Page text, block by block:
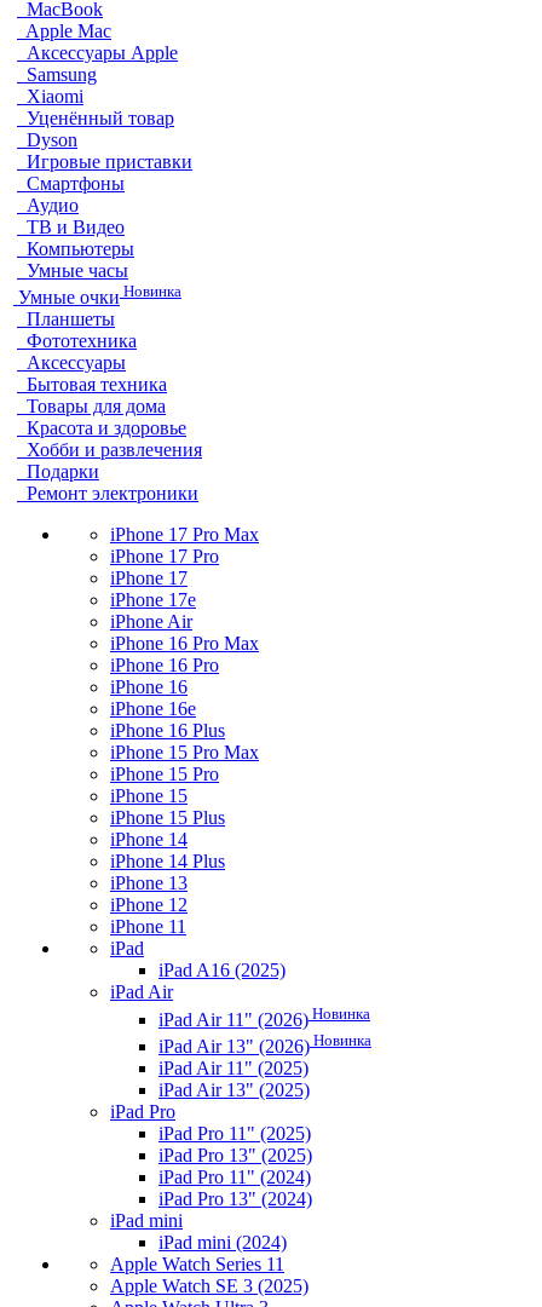
MacBook
Apple Mac
Аксессуары Apple
Samsung
Xiaomi
Уценённый товар
Dyson
Игровые приставки
Смартфоны
Аудио
ТВ и Видео
Компьютеры
Умные часы
Умные очки Новинка
Планшеты
Фототехника
Аксессуары
Бытовая техника
Товары для дома
Красота и здоровье
Хобби и развлечения
Подарки
Ремонт электроники
iPhone 17 Pro Max
iPhone 17 Pro
iPhone 17
iPhone 17e
iPhone Air
iPhone 16 Pro Max
iPhone 16 Pro
iPhone 16
iPhone 16e
iPhone 16 Plus
iPhone 15 Pro Max
iPhone 15 Pro
iPhone 15
iPhone 15 Plus
iPhone 14
iPhone 14 Plus
iPhone 13
iPhone 12
iPhone 11
iPad
iPad A16 (2025)
iPad Air
iPad Air 11" (2026) Новинка
iPad Air 13" (2026) Новинка
iPad Air 11" (2025)
iPad Air 13" (2025)
iPad Pro
iPad Pro 11" (2025)
iPad Pro 13" (2025)
iPad Pro 11" (2024)
iPad Pro 13" (2024)
iPad mini
iPad mini (2024)
Apple Watch Series 11
Apple Watch SE 3 (2025)